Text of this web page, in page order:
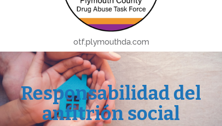
otf.plymouthda.com
Responsabilidad del
anfitrión social